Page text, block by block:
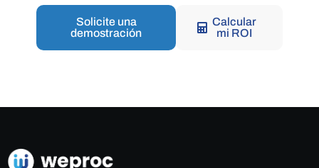
Solicite una
demostración
Calcular
mi ROI